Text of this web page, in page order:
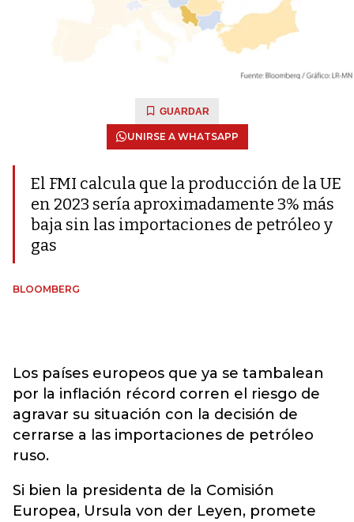
GUARDAR
UNIRSE A WHATSAPP
El FMI calcula que la producción de la UE
en 2023 sería aproximadamente 3% más
baja sin las importaciones de petróleo y
gas
BLOOMBERG
Los países europeos que ya se tambalean
por la inflación récord corren el riesgo de
agravar su situación con la decisión de
cerrarse a las importaciones de petróleo
ruso.
Si bien la presidenta de la Comisión
Europea, Ursula von der Leyen, promete